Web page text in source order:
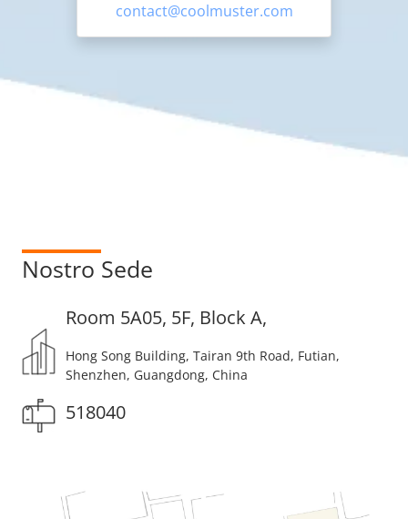
contact@coolmuster.com
Nostro Sede
Room 5A05, 5F, Block A,
Hong Song Building, Tairan 9th Road, Futian,
Shenzhen, Guangdong, China
518040